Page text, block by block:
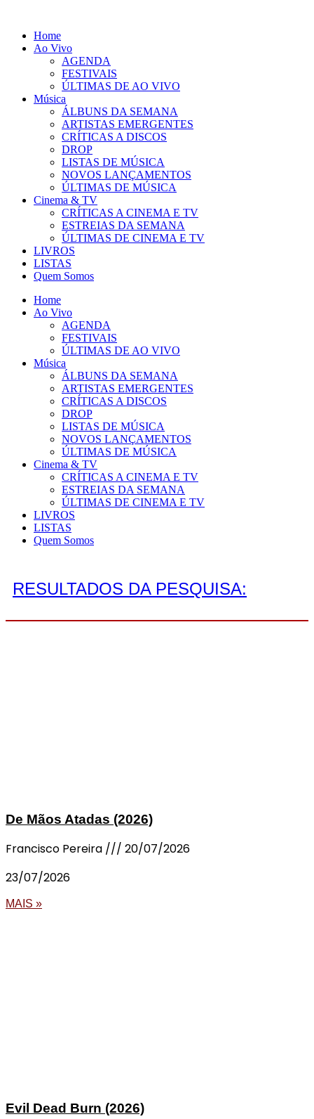
conteúdo
Home
Ao Vivo
AGENDA
FESTIVAIS
ÚLTIMAS DE AO VIVO
Música
ÁLBUNS DA SEMANA
ARTISTAS EMERGENTES
CRÍTICAS A DISCOS
DROP
LISTAS DE MÚSICA
NOVOS LANÇAMENTOS
ÚLTIMAS DE MÚSICA
Cinema & TV
CRÍTICAS A CINEMA E TV
ESTREIAS DA SEMANA
ÚLTIMAS DE CINEMA E TV
LIVROS
LISTAS
Quem Somos
Home
Ao Vivo
AGENDA
FESTIVAIS
ÚLTIMAS DE AO VIVO
Música
ÁLBUNS DA SEMANA
ARTISTAS EMERGENTES
CRÍTICAS A DISCOS
DROP
LISTAS DE MÚSICA
NOVOS LANÇAMENTOS
ÚLTIMAS DE MÚSICA
Cinema & TV
CRÍTICAS A CINEMA E TV
ESTREIAS DA SEMANA
ÚLTIMAS DE CINEMA E TV
LIVROS
LISTAS
Quem Somos
RESULTADOS DA PESQUISA:
De Mãos Atadas (2026)
Francisco Pereira
20/07/2026
23/07/2026
MAIS »
Evil Dead Burn (2026)